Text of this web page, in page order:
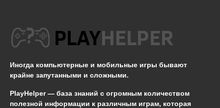
Иногда компьютерные и мобильные игры бывают
крайне запутанными и сложными.
PlayHelper — база знаний с огромным количеством
полезной информации к различным играм, которая